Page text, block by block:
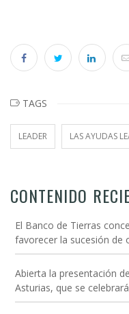
TAGS
LEADER LAS AYUDAS
CONTENIDO
El Banco de Tierras
favorecer la sucesión de
Abierta la presentación
Asturias, que se